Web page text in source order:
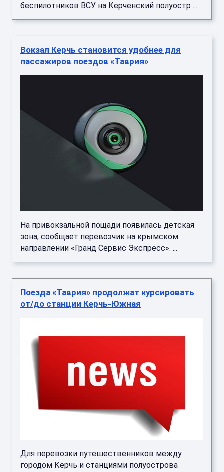
беспилотников ВСУ на Керченский полуостр ...
Вокзал Керчь становится удобнее для
пассажиров поездов «Таврия»
На привокзальной пощади появилась детская
зона, сообщает перевозчик на крымском
направлении «Гранд Сервис Экспресс». ...
Поезда «Таврия» продолжат курсировать
от/до станции Керчь-Южная
Для перевозки путешественников между
городом Керчь и станциями полуострова